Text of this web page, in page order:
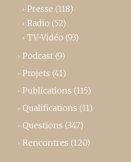
Presse (118)
Radio (52)
TV-Vidéo (93)
Podcast (9)
Projets (41)
Publications (115)
Qualifications (11)
Questions (347)
Rencontres (120)